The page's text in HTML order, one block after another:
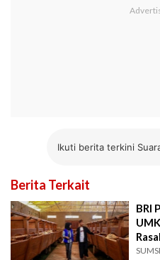
Ikuti berita terkini
Berita Terkait
BRI